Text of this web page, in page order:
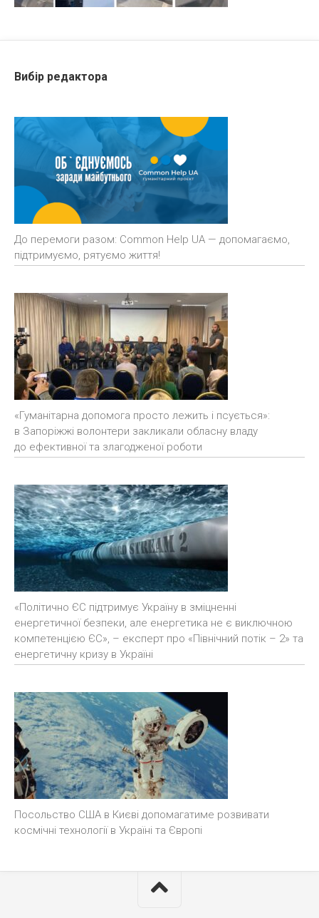
Вибір редактора
До перемоги разом: Common Help UA — допомагаємо,
підтримуємо, рятуємо життя!
«Гуманітарна допомога просто лежить і псується»:
в Запоріжжі волонтери закликали обласну владу
до ефективної та злагодженої роботи
«Політично ЄС підтримує Україну в зміцненні
енергетичної безпеки, але енергетика не є виключною
компетенцією ЄС», – експерт про «Північний потік – 2» та
енергетичну кризу в Україні
Посольство США в Києві допомагатиме розвивати
космічні технології в Україні та Європі